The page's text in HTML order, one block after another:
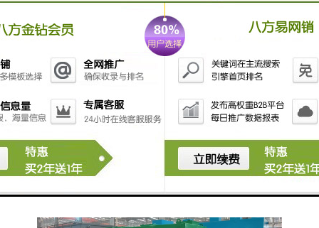
7. **消毒设备**：如紫外线消毒器或加氯消毒器，用于
灭活水中的病原菌，确保出水水质。
8. **污泥处理设备**：如污泥浓缩机和脱水机，用于处
理沉淀池中的污泥。
在选择和设计面粉厂的污水处理设备时，需要根据实际
的水质及排放标准进行具体设计，以确保污水处理的有
效性和经济性。同时，定期的维护和监测也是保障设备
正常运行的重要环节。